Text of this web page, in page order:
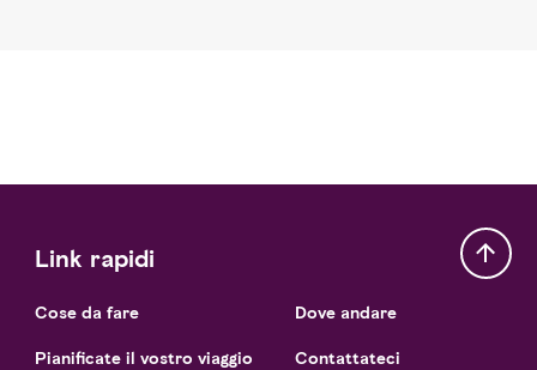
Link rapidi
Cose da fare
Pianificate il vostro viaggio
Dove andare
Contattateci